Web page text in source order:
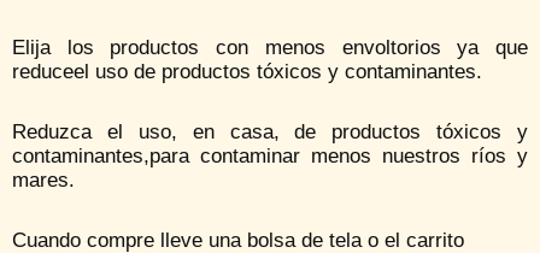
Elija los productos con menos envoltorios ya que
reduceel uso de productos tóxicos y contaminantes.
Reduzca el uso, en casa, de productos tóxicos y
contaminantes,para contaminar menos nuestros ríos y
mares.
Cuando compre lleve una bolsa de tela o el carrito